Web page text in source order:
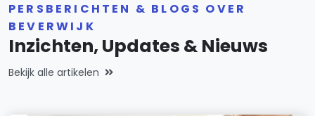
PERSBERICHTEN & BLOGS OVER
BEVERWIJK
Inzichten, Updates & Nieuws
Bekijk alle artikelen